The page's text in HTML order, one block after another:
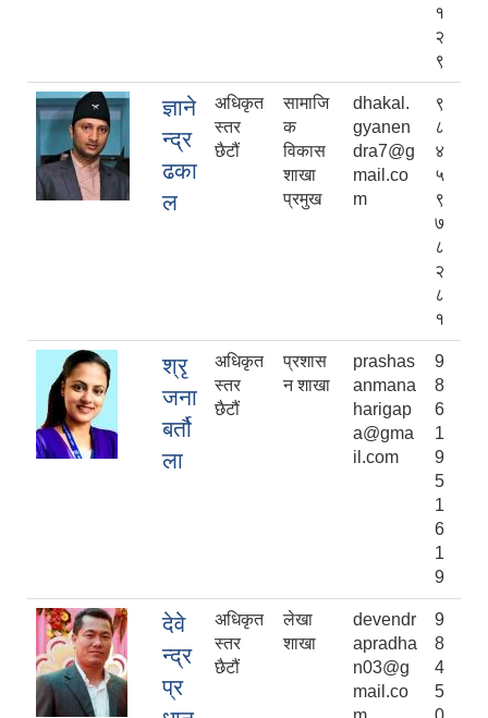
१
२
९
ज्ञाने
न्द्र
ढका
ल
अधिकृत
स्तर
छैटौं
सामाजि
क
विकास
शाखा
प्रमुख
dhakal.
gyanen
dra7@g
mail.co
m
९
८
४
५
९
७
८
२
८
१
श्रृ
जना
बर्तौ
ला
अधिकृत
स्तर
छैटौं
प्रशास
न शाखा
prashas
anmana
harigap
a@gma
il.com
9
8
6
1
9
5
1
6
1
9
देवे
न्द्र
प्र
अधिकृत
स्तर
छैटौं
लेखा
शाखा
devendr
apradha
n03@g
mail.co
9
8
4
5